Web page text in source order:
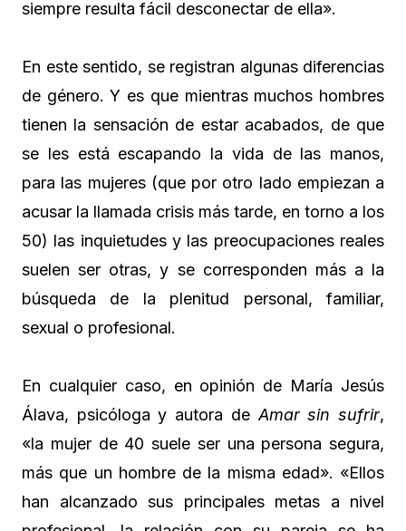
siempre resulta fácil desconectar de ella».
En este sentido, se registran algunas diferencias
de género. Y es que mientras muchos hombres
tienen la sensación de estar acabados, de que
se les está escapando la vida de las manos,
para las mujeres (que por otro lado empiezan a
acusar la llamada crisis más tarde, en torno a los
50) las inquietudes y las preocupaciones reales
suelen ser otras, y se corresponden más a la
búsqueda de la plenitud personal, familiar,
sexual o profesional.
En cualquier caso, en opinión de María Jesús
Álava, psicóloga y autora de Amar sin sufrir,
«la mujer de 40 suele ser una persona segura,
más que un hombre de la misma edad». «Ellos
han alcanzado sus principales metas a nivel